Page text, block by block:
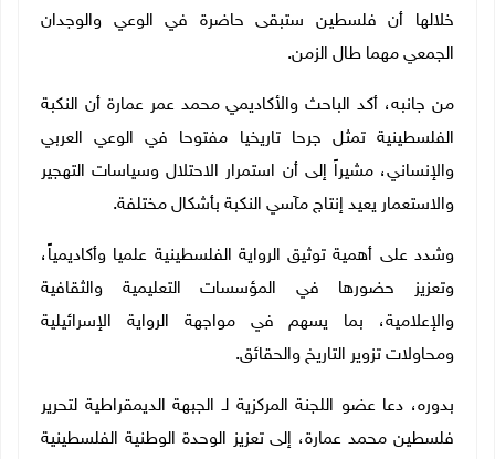
خلالها أن فلسطين ستبقى حاضرة في الوعي والوجدان
الجمعي مهما طال الزمن.
من جانبه، أكد الباحث والأكاديمي محمد عمر عمارة أن النكبة
الفلسطينية تمثل جرحا تاريخيا مفتوحا في الوعي العربي
والإنساني، مشيراً إلى أن استمرار الاحتلال وسياسات التهجير
والاستعمار يعيد إنتاج مآسي النكبة بأشكال مختلفة.
وشدد على أهمية توثيق الرواية الفلسطينية علميا وأكاديمياً،
وتعزيز حضورها في المؤسسات التعليمية والثقافية
والإعلامية، بما يسهم في مواجهة الرواية الإسرائيلية
ومحاولات تزوير التاريخ والحقائق.
بدوره، دعا عضو اللجنة المركزية لـ الجبهة الديمقراطية لتحرير
فلسطين محمد عمارة، إلى تعزيز الوحدة الوطنية الفلسطينية